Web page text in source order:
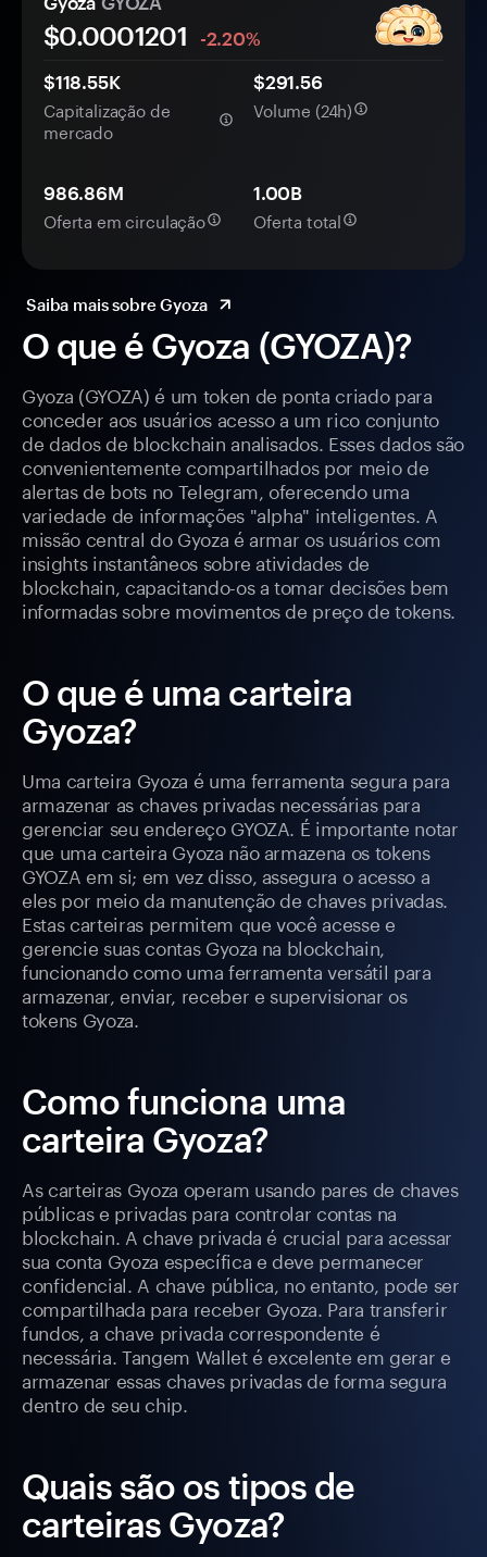
O que é Gyoza (GYOZA)?
Gyoza (GYOZA) é um token de ponta criado para
conceder aos usuários acesso a um rico conjunto
de dados de blockchain analisados. Esses dados são
convenientemente compartilhados por meio de
alertas de bots no Telegram, oferecendo uma
variedade de informações "alpha" inteligentes. A
missão central do Gyoza é armar os usuários com
insights instantâneos sobre atividades de
blockchain, capacitando-os a tomar decisões bem
informadas sobre movimentos de preço de tokens.
O que é uma carteira
Gyoza?
Uma carteira Gyoza é uma ferramenta segura para
armazenar as chaves privadas necessárias para
gerenciar seu endereço GYOZA. É importante notar
que uma carteira Gyoza não armazena os tokens
GYOZA em si; em vez disso, assegura o acesso a
eles por meio da manutenção de chaves privadas.
Estas carteiras permitem que você acesse e
gerencie suas contas Gyoza na blockchain,
funcionando como uma ferramenta versátil para
armazenar, enviar, receber e supervisionar os
tokens Gyoza.
Como funciona uma
carteira Gyoza?
As carteiras Gyoza operam usando pares de chaves
públicas e privadas para controlar contas na
blockchain. A chave privada é crucial para acessar
sua conta Gyoza específica e deve permanecer
confidencial. A chave pública, no entanto, pode ser
compartilhada para receber Gyoza. Para transferir
fundos, a chave privada correspondente é
necessária. Tangem Wallet é excelente em gerar e
armazenar essas chaves privadas de forma segura
dentro de seu chip.
Quais são os tipos de
carteiras Gyoza?
$0.0001201
-2.20%
$118.55K
Capitalização de
mercado
$291.56
Volume (24h)
986.86M
Oferta em circulação
1.00B
Oferta total
Saiba mais sobre Gyoza